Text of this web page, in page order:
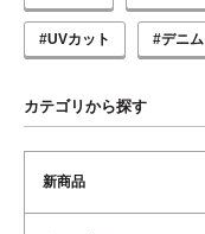
#UVカット #デニム
カテゴリから探す
新商品